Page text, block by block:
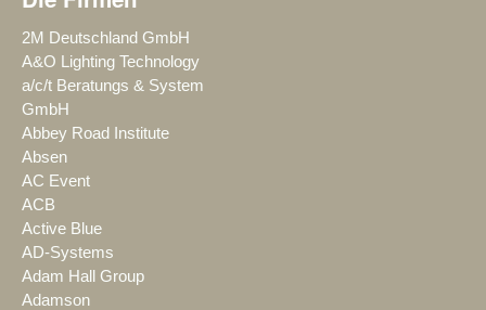
2M Deutschland GmbH
A&O Lighting Technology
a/c/t Beratungs & System
GmbH
Abbey Road Institute
Absen
AC Event
ACB
Active Blue
AD-Systems
Adam Hall Group
Adamson